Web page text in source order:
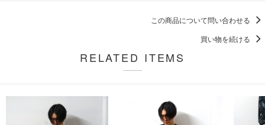
この商品について問い合わせる
買い物を続ける
RELATED ITEMS